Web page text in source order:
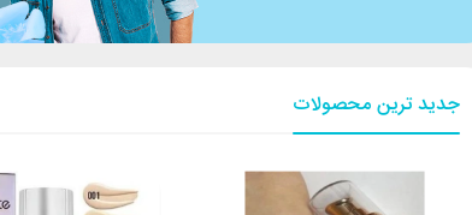
جدید ترین محصولات